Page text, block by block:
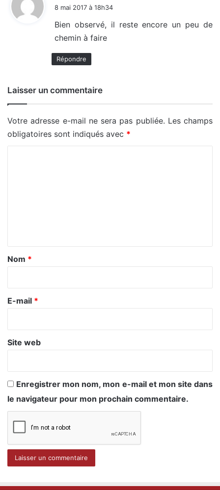
:
8 mai 2017 à 18h34
Bien observé, il reste encore un peu de
chemin à faire
Répondre
Laisser un commentaire
Votre adresse e-mail ne sera pas publiée. Les champs
obligatoires sont indiqués avec *
a
r
e
Nom *
E-mail *
Site web
Enregistrer mon nom, mon e-mail et mon site dans
le navigateur pour mon prochain commentaire.